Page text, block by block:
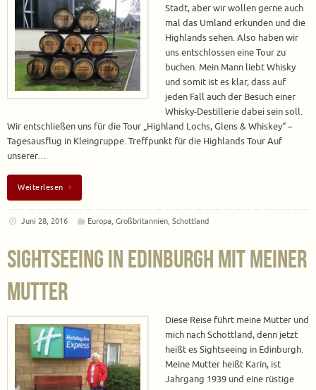
Stadt, aber wir wollen gerne auch
mal das Umland erkunden und die
Highlands sehen. Also haben wir
uns entschlossen eine Tour zu
buchen. Mein Mann liebt Whisky
und somit ist es klar, dass auf
jeden Fall auch der Besuch einer
Whisky-Destillerie dabei sein soll.
Wir entschließen uns für die Tour „Highland Lochs, Glens & Whiskey“ –
Tagesausflug in Kleingruppe. Treffpunkt für die Highlands Tour Auf
unserer…
Weiterlesen
Juni 28, 2016 Europa ,Großbritannien ,Schottland
Sightseeing in Edinburgh mit meiner
Mutter
Diese Reise führt meine Mutter und
mich nach Schottland, denn jetzt
heißt es Sightseeing in Edinburgh.
Meine Mutter heißt Karin, ist
Jahrgang 1939 und eine rüstige